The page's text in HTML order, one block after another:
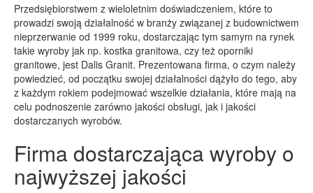
Chemia
Art. Spożywcze
Materiały Eksploatacyjne
Inne Sklepy
PRZYRZĄDY
Maszyny
Przemysł Metalowy
PRZEWÓZ
Przedsiębiorstwem z wieloletnim doświadczeniem, które to
prowadzi swoją działalność w branży związanej z budownictwem
nieprzerwanie od 1999 roku, dostarczając tym samym na rynek
takie wyroby jak np. kostka granitowa, czy też oporniki
granitowe, jest Dalis Granit. Prezentowana firma, o czym należy
powiedzieć, od początku swojej działalności dążyło do tego, aby
z każdym rokiem podejmować wszelkie działania, które mają na
celu podnoszenie zarówno jakości obsługi, jak i jakości
dostarczanych wyrobów.
Firma dostarczająca wyroby o
najwyższej jakości